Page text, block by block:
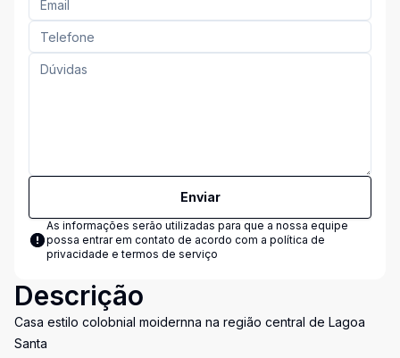
Enviar
As informações serão utilizadas para que a nossa equipe
possa entrar em contato de acordo com a política de
privacidade e termos de serviço
Descrição
Casa estilo colobnial moidernna na região central de Lagoa
Santa